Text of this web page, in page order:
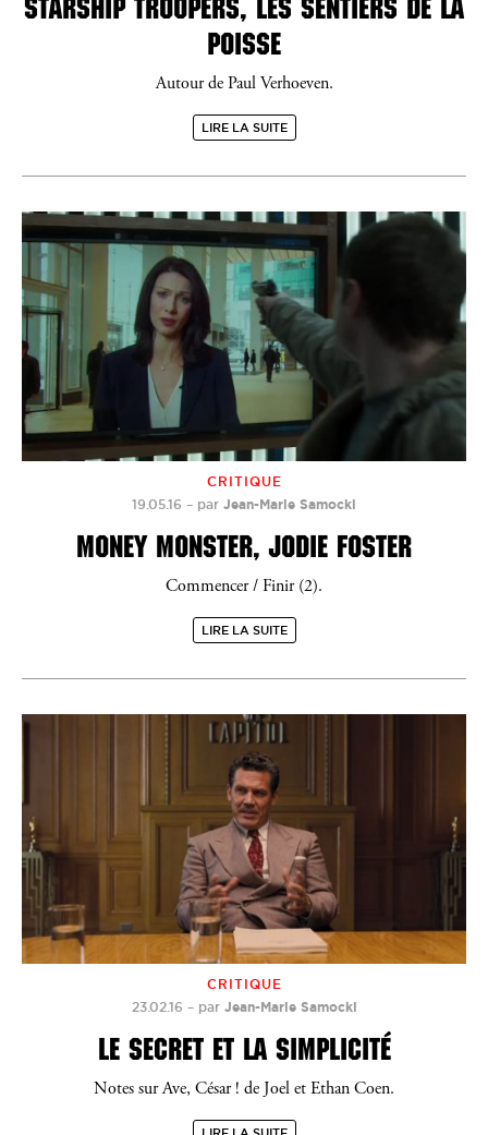
STARSHIP TROOPERS, LES SENTIERS DE LA
POISSE
Autour de Paul Verhoeven.
LIRE LA SUITE
CRITIQUE
19.05.16 – par Jean-Marie Samocki
MONEY MONSTER, JODIE FOSTER
Commencer / Finir (2).
LIRE LA SUITE
CRITIQUE
23.02.16 – par Jean-Marie Samocki
LE SECRET ET LA SIMPLICITÉ
Notes sur Ave, César ! de Joel et Ethan Coen.